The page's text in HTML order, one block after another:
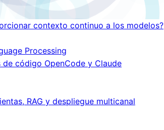
contexto continuo a los modelos?
Processing
código OpenCode y Claude
RAG y despliegue multicanal